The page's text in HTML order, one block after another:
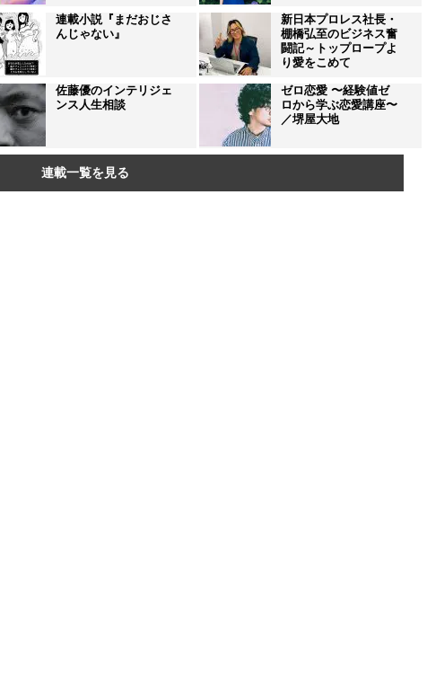
連載小説『まだおじさ
んじゃない』
新日本プロレス社長・
棚橋弘至のビジネス奮
闘記～トップロープよ
り愛をこめて
佐藤優のインテリジェ
ンス人生相談
ゼロ恋愛 〜経験値ゼ
ロから学ぶ恋愛講座〜
／堺屋大地
連載一覧を見る